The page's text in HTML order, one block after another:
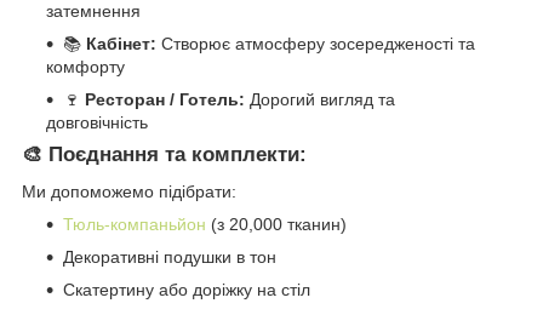
затемнення
📚 Кабінет: Створює атмосферу зосередженості та
комфорту
🍷 Ресторан / Готель: Дорогий вигляд та
довговічність
🎨 Поєднання та комплекти:
Ми допоможемо підібрати:
Тюль-компаньйон (з 20,000 тканин)
Декоративні подушки в тон
Скатертину або доріжку на стіл